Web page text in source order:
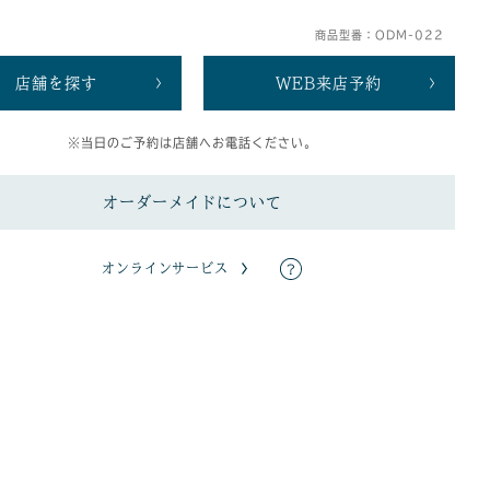
商品型番：ODM-022
店舗を探す WEB来店予約
※当日のご予約は店舗へお電話ください。
オーダーメイドについて
オンラインサービス